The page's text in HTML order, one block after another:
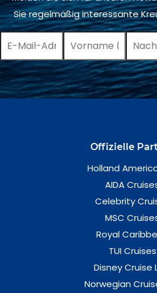
Sie regelmäßig interessante
Offizielle
Holland
AIDA
Celebrity
MSC
Royal
TUI Cruises
Disney Cruise
Norwegian